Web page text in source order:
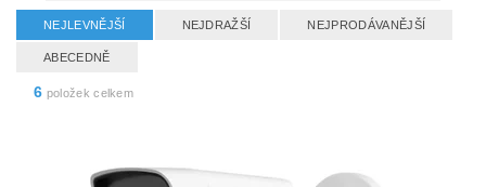
NEJLEVNĚJŠÍ NEJDRAŽŠÍ NEJPRODÁVANĚJŠÍ
ABECEDNĚ
6 položek celkem